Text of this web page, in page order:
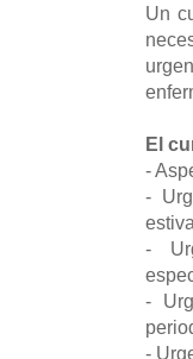
Un
El
-
-
-
-
-